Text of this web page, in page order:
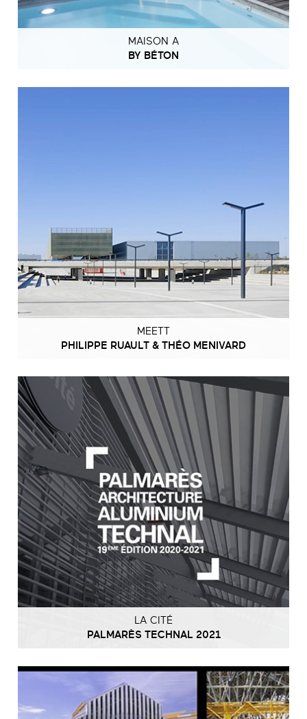
MAISON A
BY BÉTON
MEETT
PHILIPPE RUAULT & THÉO MENIVARD
LA CITÉ
PALMARÈS TECHNAL 2021